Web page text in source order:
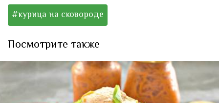
#курица на сковороде
Посмотрите также